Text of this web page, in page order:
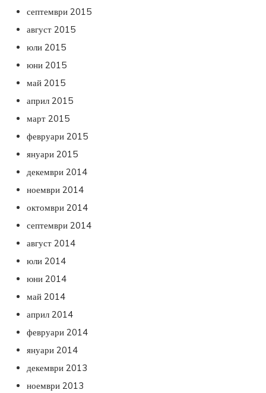
септември 2015
август 2015
юли 2015
юни 2015
май 2015
април 2015
март 2015
февруари 2015
януари 2015
декември 2014
ноември 2014
октомври 2014
септември 2014
август 2014
юли 2014
юни 2014
май 2014
април 2014
февруари 2014
януари 2014
декември 2013
ноември 2013